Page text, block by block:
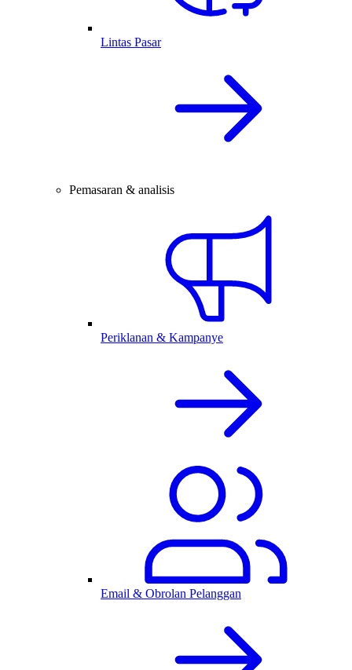
Lintas Pasar
Pemasaran & analisis
Periklanan & Kampanye
Email & Obrolan Pelanggan